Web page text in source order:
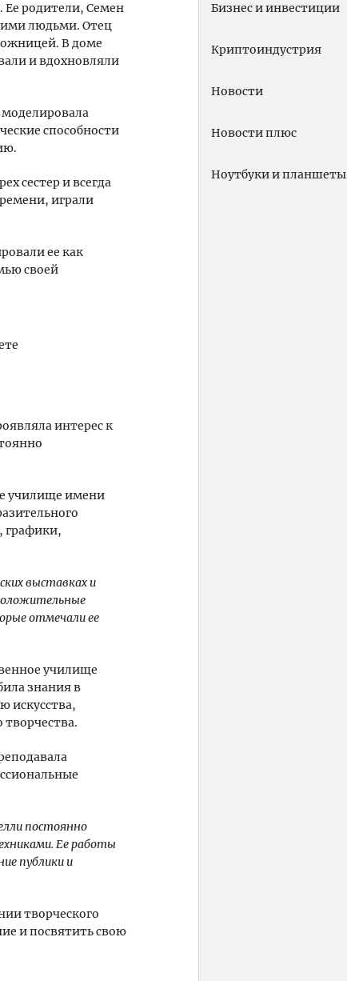
Ее родители, Семен
людьми. Отец
В доме
и вдохновляли
моделировала
способности
сестер и всегда
играли
ее как
своей
интерес к
училище имени
графики,
выставках и
отмечали ее
училище
знания в
искусства,
постоянно
Ее работы
публики и
творческого
и посвятить свою
Бизнес и инвестиции
Криптоиндустрия
Новости
Новости плюс
Ноутбуки и планшеты